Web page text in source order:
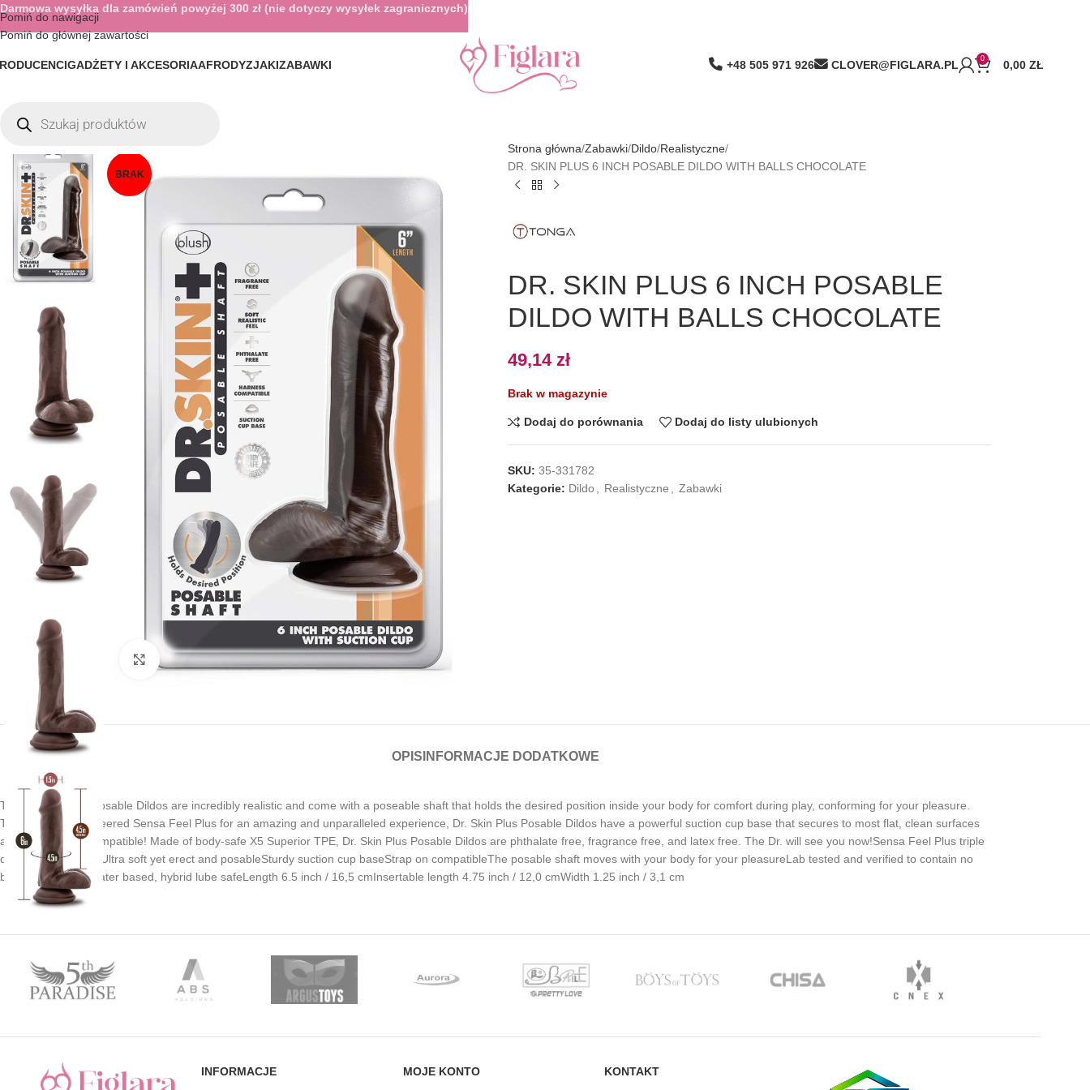
Pomiń do nawigacji
Pomiń do głównej zawartości
GADŻETY I AKCESORIAAFRODYZJAKIZABAWKI +48 505 971 926 CLOVER@FIGLARA.PL 0 0,00 ZŁ
BRAK
Kliknij, aby powiększyć
Strona główna Zabawki Dildo Realistyczne
DR. SKIN PLUS 6 INCH POSABLE DILDO WITH BALLS CHOCOLATE
DR. SKIN PLUS 6 INCH POSABLE
DILDO WITH BALLS CHOCOLATE
49,14 zł
Brak w magazynie
Dodaj do porównania Dodaj do listy ulubionych
SKU: 35-331782
Kategorie: Dildo Realistyczne Zabawki
OPIS INFORMACJE DODATKOWE
The Dr. Skin Plus Posable Dildos are incredibly realistic and come with a poseable shaft that holds the desired position inside your body for comfort during play, conforming for your pleasure.
Triple density engineered Sensa Feel Plus for an amazing and unparalleled experience, Dr. Skin Plus Posable Dildos have a powerful suction cup base that secures to most flat, clean surfaces
and are harness compatible! Made of body-safe X5 Superior TPE, Dr. Skin Plus Posable Dildos are phthalate free, fragrance free, and latex free. The Dr. will see you now!Sensa Feel Plus triple
density engineeringUltra soft yet erect and posableSturdy suction cup baseStrap on compatibleThe posable shaft moves with your body for your pleasureLab tested and verified to contain no
bad stuffSilicone, water based, hybrid lube safeLength 6.5 inch / 16,5 cmInsertable length 4.75 inch / 12,0 cmWidth 1.25 inch / 3,1 cm
INFORMACJE MOJE KONTO KONTAKT
Darmowa wysyłka dla zamówień powyżej 300 zł (nie dotyczy wysyłek zagranicznych)